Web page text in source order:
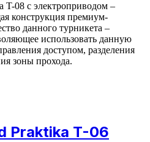
T-08 с электроприводом –
конструкция премиум-
данного турникета –
использовать данную
доступом, разделения
зоны прохода.
Praktika T-06